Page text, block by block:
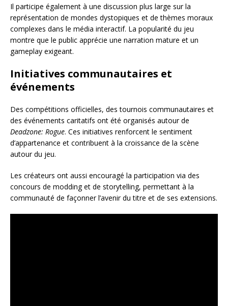
Il participe également à une discussion plus large sur la
représentation de mondes dystopiques et de thèmes moraux
complexes dans le média interactif. La popularité du jeu
montre que le public apprécie une narration mature et un
gameplay exigeant.
Initiatives communautaires et
événements
Des compétitions officielles, des tournois communautaires et
des événements caritatifs ont été organisés autour de
Deadzone: Rogue. Ces initiatives renforcent le sentiment
d’appartenance et contribuent à la croissance de la scène
autour du jeu.
Les créateurs ont aussi encouragé la participation via des
concours de modding et de storytelling, permettant à la
communauté de façonner l’avenir du titre et de ses extensions.